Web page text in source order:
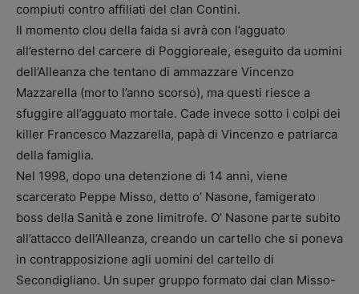
compiuti contro affiliati del clan Contini.
Il momento clou della faida si avrà con l’agguato
all’esterno del carcere di Poggioreale, eseguito da uomini
dell’Alleanza che tentano di ammazzare Vincenzo
Mazzarella (morto l’anno scorso), ma questi riesce a
sfuggire all’agguato mortale. Cade invece sotto i colpi dei
killer Francesco Mazzarella, papà di Vincenzo e patriarca
della famiglia.
Nel 1998, dopo una detenzione di 14 anni, viene
scarcerato Peppe Misso, detto o’ Nasone, famigerato
boss della Sanità e zone limitrofe. O’ Nasone parte subito
all’attacco dell’Alleanza, creando un cartello che si poneva
in contrapposizione agli uomini del cartello di
Secondigliano. Un super gruppo formato dai clan Misso-